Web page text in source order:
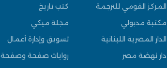
المركز القومي للترجمة
مكتبة مدبولي
الدار المصرية اللبنانية
دار نهضة مصر
كتب تاريخ
مجلة ميكي
تسويق وإدارة أعمال
روايات صفحة وصفحة